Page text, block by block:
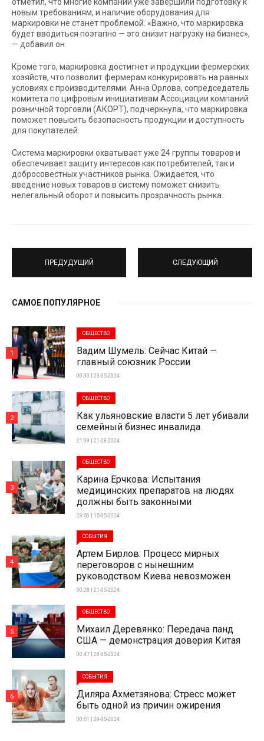
отметил, что многие компании уже завершили подготовку к
новым требованиям, и наличие оборудования для
маркировки не станет проблемой. «Важно, что маркировка
будет вводиться поэтапно — это снизит нагрузку на бизнес»,
— добавил он.
Кроме того, маркировка достигнет и продукции фермерских
хозяйств, что позволит фермерам конкурировать на равных
условиях с производителями. Анна Орлова, сопредседатель
комитета по цифровым инициативам Ассоциации компаний
розничной торговли (АКОРТ), подчеркнула, что маркировка
поможет повысить безопасность продукции и доступность
для покупателей.
Система маркировки охватывает уже 24 группы товаров и
обеспечивает защиту интересов как потребителей, так и
добросовестных участников рынка. Ожидается, что
введение новых товаров в систему поможет снизить
нелегальный оборот и повысить прозрачность рынка.
ПРЕДУДУЩИЙ СЛЕДУЮЩИЙ
САМОЕ ПОПУЛЯРНОЕ
ОБЩЕСТВО
Вадим Шумель: Сейчас Китай —
главный союзник России
00:33 | 23-05-2024
1
ОБЩЕСТВО
Как ульяновские власти 5 лет убивали
семейный бизнес инвалида
21:09 | 21-03-2024
2
ОБЩЕСТВО
Карина Ерчкова: Испытания
медицинских препаратов на людях
должны быть законными
23:56 | 15-05-2024
3
СОБЫТИЯ
Артем Бирлов: Процесс мирных
переговоров с нынешним
руководством Киева невозможен
00:28 | 21-05-2024
4
ОБЩЕСТВО
Михаил Деревянко: Передача панд
США — демонстрация доверия Китая
00:47 | 28-05-2024
5
СОБЫТИЯ
Диляра Ахметзянова: Стресс может
быть одной из причин ожирения
00:51 | 29-05-2024
6